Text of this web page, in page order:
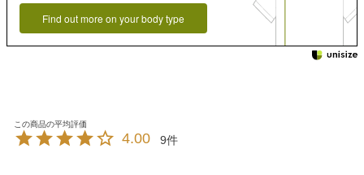
Find out more on your body type
4.00 9